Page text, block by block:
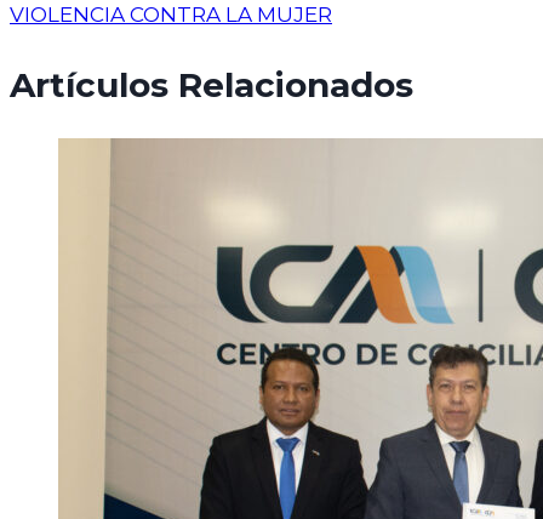
VIOLENCIA CONTRA LA MUJER
Artículos Relacionados